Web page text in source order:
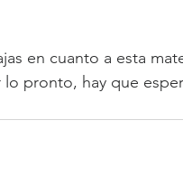
en cuanto a esta
pronto, hay que